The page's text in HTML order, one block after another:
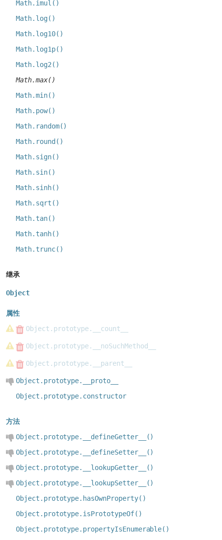
Math.imul()
Math.log()
Math.log10()
Math.log1p()
Math.log2()
Math.max()
Math.min()
Math.pow()
Math.random()
Math.round()
Math.sign()
Math.sin()
Math.sinh()
Math.sqrt()
Math.tan()
Math.tanh()
Math.trunc()
继承
Object
属性
Object.prototype.__count__
Object.prototype.__noSuchMethod__
Object.prototype.__parent__
Object.prototype.__proto__
Object.prototype.constructor
方法
Object.prototype.__defineGetter__()
Object.prototype.__defineSetter__()
Object.prototype.__lookupGetter__()
Object.prototype.__lookupSetter__()
Object.prototype.hasOwnProperty()
Object.prototype.isPrototypeOf()
Object.prototype.propertyIsEnumerable()